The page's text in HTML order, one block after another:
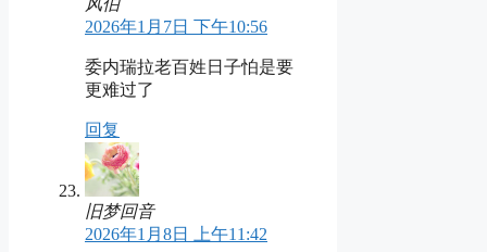
2026年1月7日 下午10:56
委内瑞拉老百姓日子怕是要
更难过了
回复
旧梦回音
2026年1月8日 上午11:42